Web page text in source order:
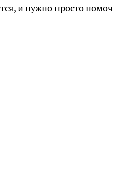
и нужно просто